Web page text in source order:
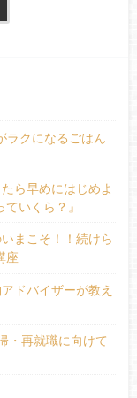
クになるごはん
ら早めにはじめよ
いくら？』
まこそ！！続けら
座
ドバイザーが教え
・再就職に向けて